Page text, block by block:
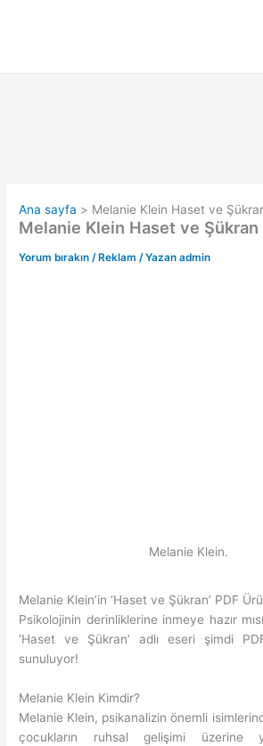
Ana sayfa Melanie Klein Haset ve
Melanie Klein Haset ve Şükran
Yorum bırakın / Reklam / Yazan admin
Melanie Klein.
Melanie Klein’in ‘Haset ve Şükran’ PDF
Psikolojinin derinliklerine inmeye hazır
‘Haset ve Şükran’ adlı eseri şimdi
sunuluyor!
Melanie Klein Kimdir?
Melanie Klein, psikanalizin önemli
çocukların ruhsal gelişimi üzerine